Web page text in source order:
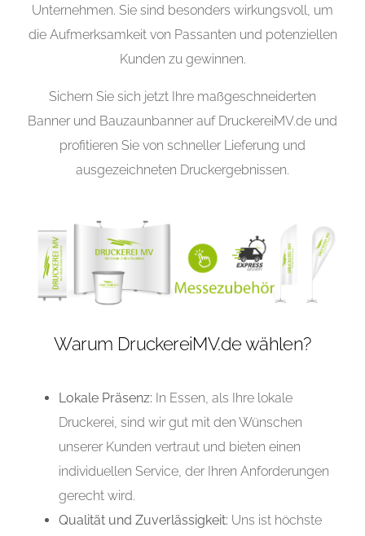
Unternehmen. Sie sind besonders wirkungsvoll, um
die Aufmerksamkeit von Passanten und potenziellen
Kunden zu gewinnen.
Sichern Sie sich jetzt Ihre maßgeschneiderten
Banner und Bauzaunbanner auf DruckereiMV.de und
profitieren Sie von schneller Lieferung und
ausgezeichneten Druckergebnissen.
Warum DruckereiMV.de wählen?
Lokale Präsenz: In Essen, als Ihre lokale
Druckerei, sind wir gut mit den Wünschen
unserer Kunden vertraut und bieten einen
individuellen Service, der Ihren Anforderungen
gerecht wird.
Qualität und Zuverlässigkeit: Uns ist höchste